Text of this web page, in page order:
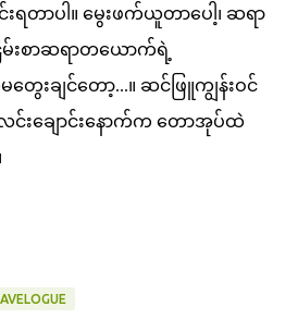
င်းရတာပါ။ မွေးဖက်ယူတာပေါ့၊ ဆရာ
မ်းစာဆရာတယောက်ရဲ့
ေးချင်တော့...။ ဆင်ဖြူကျွန်းဝင်
င်းချောင်းနောက်က တောအုပ်ထဲ